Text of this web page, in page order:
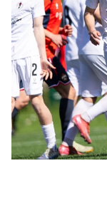
ЮФЛ U17 | ПФК
26 АПРЕЛЯ 2026